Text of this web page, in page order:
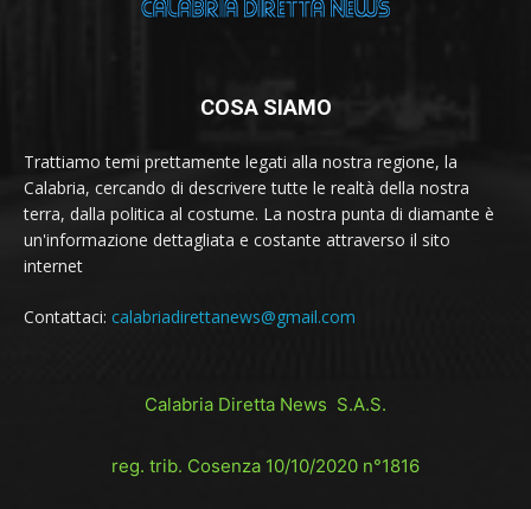
COSA SIAMO
Trattiamo temi prettamente legati alla nostra regione, la
Calabria, cercando di descrivere tutte le realtà della nostra
terra, dalla politica al costume. La nostra punta di diamante è
un'informazione dettagliata e costante attraverso il sito
internet
Contattaci: calabriadirettanews@gmail.com
Calabria Diretta News S.A.S.
reg. trib. Cosenza 10/10/2020 n°1816